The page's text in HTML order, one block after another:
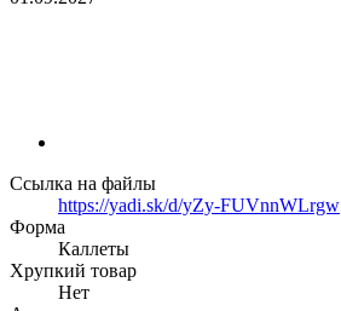
Ссылка на файлы
https://yadi.sk/d/yZy-FUVnnWLrgw
Форма
Каллеты
Хрупкий товар
Нет